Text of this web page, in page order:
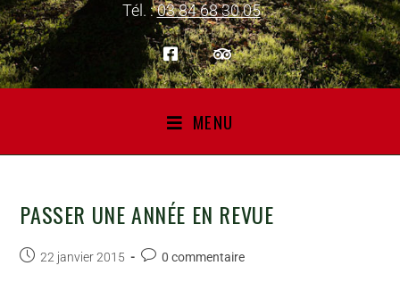
Tél. :03 84 68 30 05
MENU
PASSER UNE ANNÉE EN REVUE
22 janvier 2015 0 commentaire